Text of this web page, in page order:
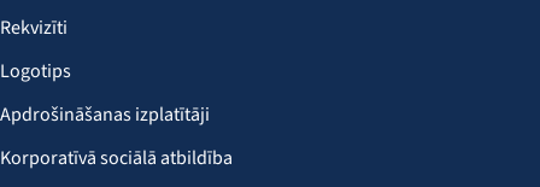
Rekvizīti
Logotips
Apdrošināšanas izplatītāji
Korporatīvā sociālā atbildība